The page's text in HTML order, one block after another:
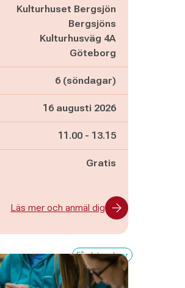
Kulturhuset Bergsjön
Bergsjöns
Kulturhusväg 4A
Göteborg
6 (söndagar)
16 augusti 2026
Pågår mellan
11.00 - och
13.15
Gratis
Läs mer och anmäl dig
Få platser kvar